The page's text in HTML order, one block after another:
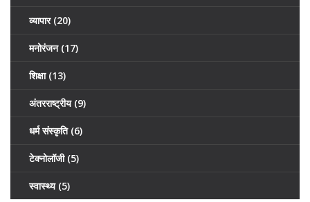
व्यापार (20)
मनोरंजन (17)
शिक्षा (13)
अंतरराष्ट्रीय (9)
धर्म संस्कृति (6)
टेक्नोलॉजी (5)
स्वास्थ्य (5)